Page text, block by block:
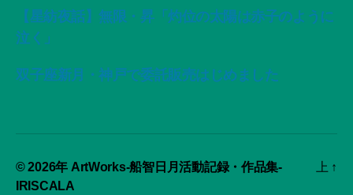
【星紡夜話】無限・昇「灼位の太陽は赤子のように
泣く」
双子座新月・神戸で委託販売はじめました
© 2026年 ArtWorks-船智日月活動記録・作品集-
IRISCALA
上 ↑